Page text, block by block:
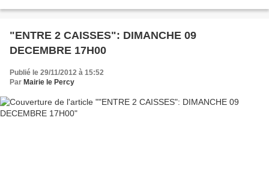
"ENTRE 2 CAISSES": DIMANCHE 09
DECEMBRE 17H00
Publié le 29/11/2012 à 15:52
Par Mairie le Percy